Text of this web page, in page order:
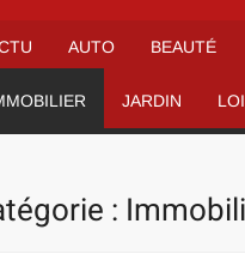
AUTO BEAUTÉ
JARDIN
: